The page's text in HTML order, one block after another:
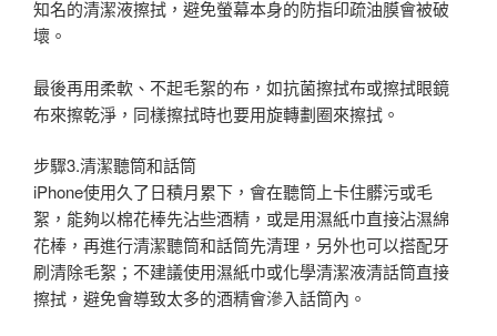
知名的清潔液擦拭，避免螢幕本身的防指印疏油膜會被破
壞。
最後再用柔軟、不起毛絮的布，如抗菌擦拭布或擦拭眼鏡
布來擦乾淨，同樣擦拭時也要用旋轉劃圈來擦拭。
步驟3.清潔聽筒和話筒
iPhone使用久了日積月累下，會在聽筒上卡住髒污或毛
絮，能夠以棉花棒先沾些酒精，或是用濕紙巾直接沾濕綿
花棒，再進行清潔聽筒和話筒先清理，另外也可以搭配牙
刷清除毛絮；不建議使用濕紙巾或化學清潔液清話筒直接
擦拭，避免會導致太多的酒精會滲入話筒內。